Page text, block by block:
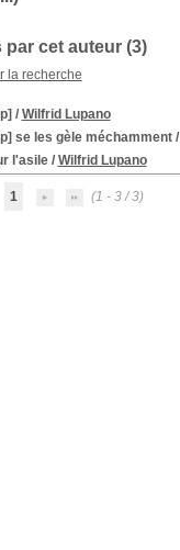
cet auteur (3)
la recherche
/ Wilfrid Lupano
se les gèle méchamment/
l'asile/ Wilfrid Lupano
1 (1 - 3 / 3)